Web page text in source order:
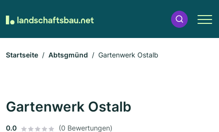
Startseite Abtsgmünd Gartenwerk Ostalb
Gartenwerk Ostalb
0.0 (0 Bewertungen)